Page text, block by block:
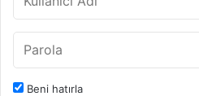
Beni hatırla